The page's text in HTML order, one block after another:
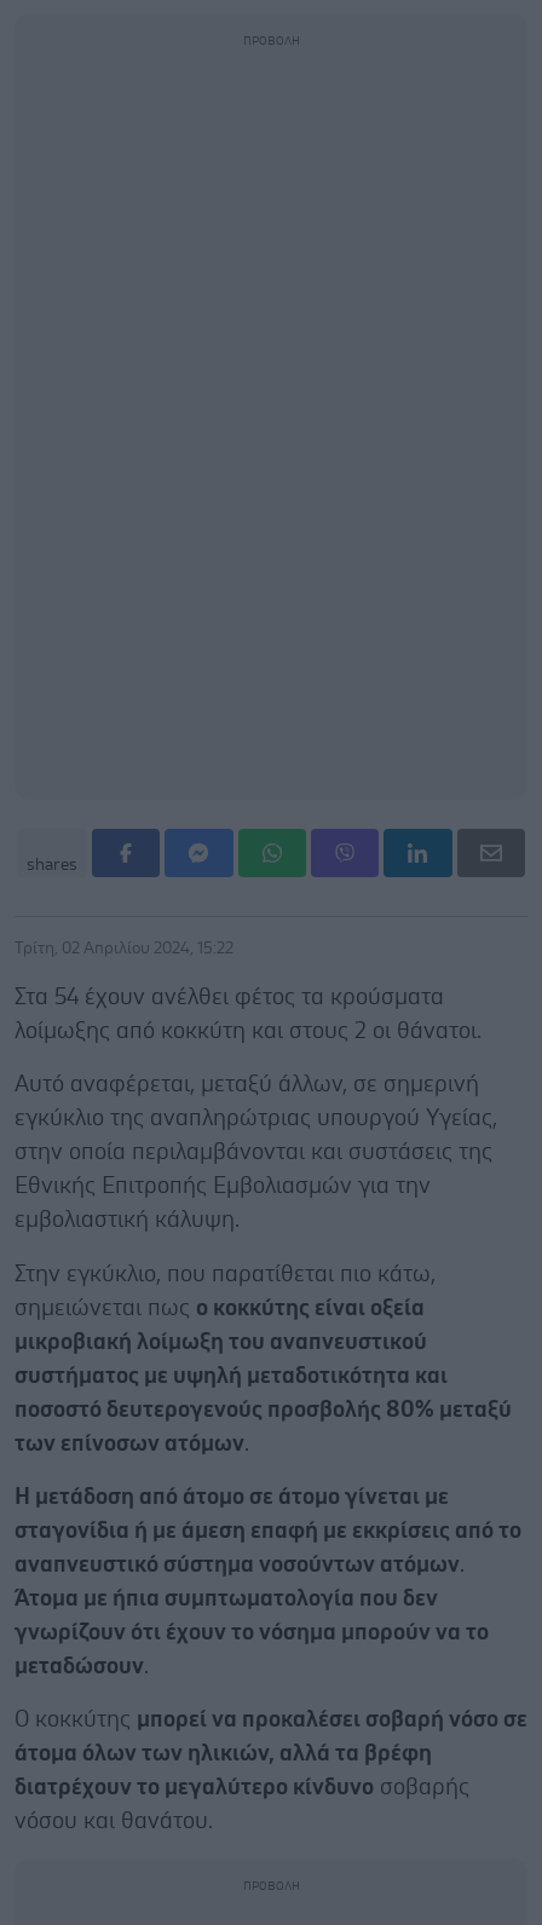
shares
Τρίτη, 02 Απριλίου 2024, 15:22
Στα 54 έχουν ανέλθει φέτος τα κρούσματα
λοίμωξης από κοκκύτη και στους 2 οι θάνατοι.
Αυτό αναφέρεται, μεταξύ άλλων, σε σημερινή
εγκύκλιο της αναπληρώτριας υπουργού Υγείας,
στην οποία περιλαμβάνονται και συστάσεις της
Εθνικής Επιτροπής Εμβολιασμών για την
εμβολιαστική κάλυψη.
Στην εγκύκλιο, που παρατίθεται πιο κάτω,
σημειώνεται πως ο κοκκύτης είναι οξεία
μικροβιακή λοίμωξη του αναπνευστικού
συστήματος με υψηλή μεταδοτικότητα και
ποσοστό δευτερογενούς προσβολής 80% μεταξύ
των επίνοσων ατόμων.
Η μετάδοση από άτομο σε άτομο γίνεται με
σταγονίδια ή με άμεση επαφή με εκκρίσεις από το
αναπνευστικό σύστημα νοσούντων ατόμων.
Άτομα με ήπια συμπτωματολογία που δεν
γνωρίζουν ότι έχουν το νόσημα μπορούν να το
μεταδώσουν.
Ο κοκκύτης μπορεί να προκαλέσει σοβαρή νόσο σε
άτομα όλων των ηλικιών, αλλά τα βρέφη
διατρέχουν το μεγαλύτερο κίνδυνο σοβαρής
νόσου και θανάτου.